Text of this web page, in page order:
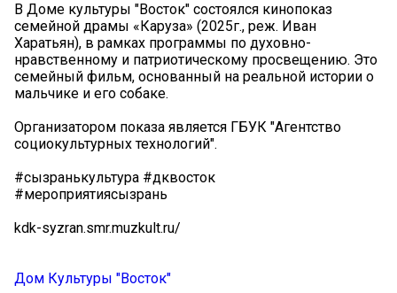
В Доме культуры "Восток" состоялся кинопоказ
семейной драмы «Каруза» (2025г., реж. Иван
Харатьян), в рамках программы по духовно-
нравственному и патриотическому просвещению. Это
семейный фильм, основанный на реальной истории о
мальчике и его собаке.
Организатором показа является ГБУК "Агентство
социокультурных технологий".
#сызранькультура #дквосток
#мероприятиясызрань
kdk-syzran.smr.muzkult.ru/
Дом Культуры "Восток"